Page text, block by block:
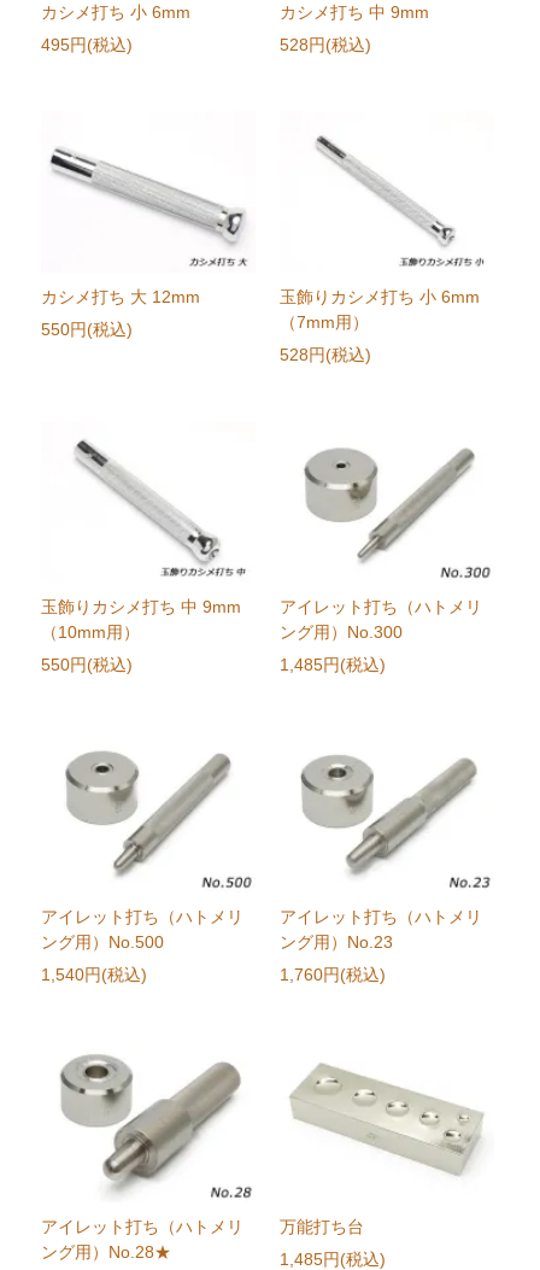
カシメ打ち 小 6mm
495円(税込)
カシメ打ち 中 9mm
528円(税込)
カシメ打ち 大 12mm
550円(税込)
玉飾りカシメ打ち 小 6mm
（7mm用）
528円(税込)
玉飾りカシメ打ち 中 9mm
（10mm用）
550円(税込)
アイレット打ち（ハトメリ
ング用）No.300
1,485円(税込)
アイレット打ち（ハトメリ
ング用）No.500
1,540円(税込)
アイレット打ち（ハトメリ
ング用）No.23
1,760円(税込)
アイレット打ち（ハトメリ
ング用）No.28★
万能打ち台
1,485円(税込)